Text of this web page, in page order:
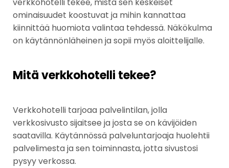
verkkohotelli tekee, mistä sen keskeiset
ominaisuudet koostuvat ja mihin kannattaa
kiinnittää huomiota valintaa tehdessä. Näkökulma
on käytännönläheinen ja sopii myös aloittelijalle.
Mitä verkkohotelli tekee?
Verkkohotelli tarjoaa palvelintilan, jolla
verkkosivusto sijaitsee ja josta se on kävijöiden
saatavilla. Käytännössä palveluntarjoaja huolehtii
palvelimesta ja sen toiminnasta, jotta sivustosi
pysyy verkossa.